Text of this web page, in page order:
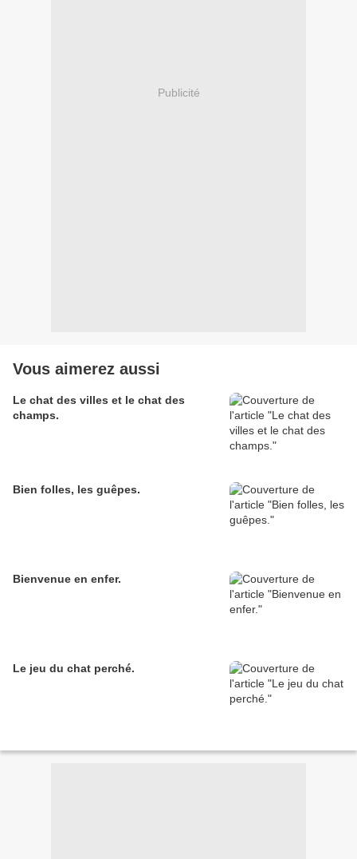
Publicité
Vous aimerez aussi
Le chat des villes et le chat des
champs.
Bien folles, les guêpes.
Bienvenue en enfer.
Le jeu du chat perché.